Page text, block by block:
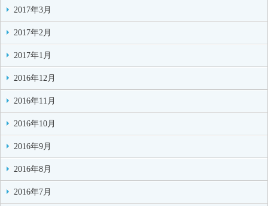
2017年3月
2017年2月
2017年1月
2016年12月
2016年11月
2016年10月
2016年9月
2016年8月
2016年7月